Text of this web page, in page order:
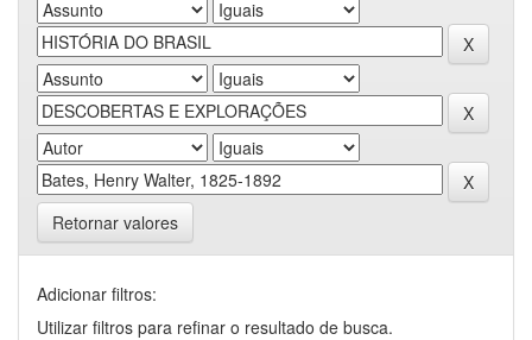
Retornar valores
Adicionar filtros:
Utilizar filtros para refinar o resultado de busca.